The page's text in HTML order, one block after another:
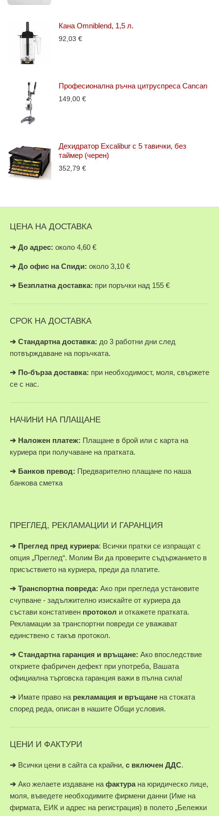
Кана Omniblend, 1,5 л.
92,03 €
Професионална ръчна цитруспреса Cancan
149,00 €
Дехидратор Excalibur с 5 тавички, без
таймер (черен)
352,79 €
ЦЕНА НА ДОСТАВКА
➔ До адрес: около 4,60 €
➔ До офис на Спиди: около 3,10 €
➔ Безплатна доставка: при поръчки над 155 €
СРОК НА ДОСТАВКА
➔ Стандартна доставка: до 3 работни дни след
потвърждаване на поръчката.
➔ По-бърза доставка: при необходимост, моля, свържете
се с нас.
НАЧИНИ НА ПЛАЩАНЕ
➔ Наложен платеж: Плащане в брой или с карта на
куриера при получаване на пратката.
➔ Банков превод: Предварително плащане по наша
банкова сметка
ПРЕГЛЕД, РЕКЛАМАЦИИ И ГАРАНЦИЯ
➔ Преглед пред куриера: Всички пратки се изпращат с
опция „Преглед“. Молим Ви да проверите съдържанието в
присъствието на куриера, преди да платите.
➔ Транспортна повреда: Ако при прегледа установите
счупване - задължително изискайте от куриера да
състави констативен протокол и откажете пратката.
Рекламации за транспортни повреди се уважават
единствено с такъв протокол.
➔ Стандартна гаранция и връщане: Ако впоследствие
откриете фабричен дефект при употреба, Вашата
официална търговска гаранция важи в пълна сила!
➔ Имате право на рекламация и връщане на стоката
според реда, описан в нашите Общи условия.
ЦЕНИ И ФАКТУРИ
➔ Всички цени в сайта са крайни, с включен ДДС.
➔ Ако желаете издаване на фактура на юридическо лице,
моля, въведете необходимите фирмени данни (Име на
фирмата, ЕИК и адрес на регистрация) в полето „Бележки